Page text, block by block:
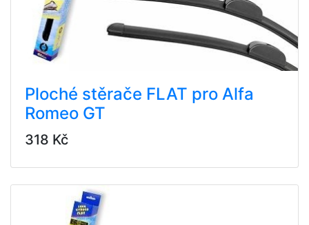
Ploché stěrače FLAT pro Alfa
Romeo GT
318 Kč